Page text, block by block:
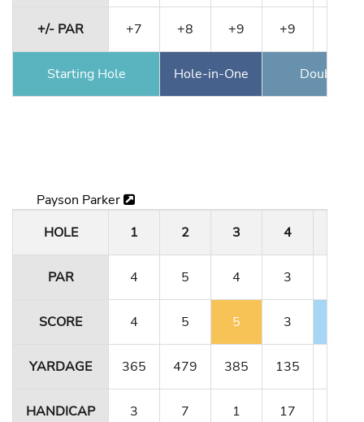
+/- PAR +7 +8 +9 +9
Starting Hole Hole-in-One Double
Payson Parker
HOLE
1 2 3 4
PAR 4 5 4 3
SCORE 4 5 5 3
YARDAGE 365 479 385 135
HANDICAP 3 7 1 17